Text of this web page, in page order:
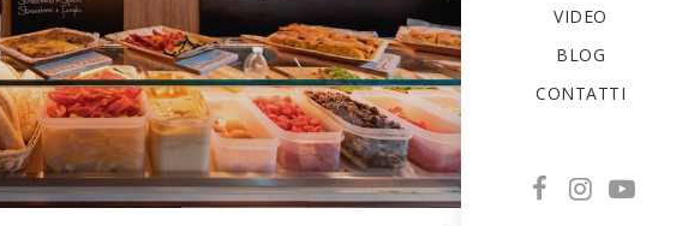
VIDEO
BLOG
CONTATTI